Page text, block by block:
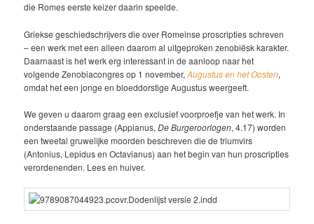
die Romes eerste keizer daarin speelde.
Griekse geschiedschrijvers die over Romeinse proscripties schreven
– een werk met een alleen daarom al uitgeproken zenobiësk karakter.
Daarnaast is het werk erg interessant in de aanloop naar het
volgende Zenobiacongres op 1 november,Augustus en het Oosten,
omdat het een jonge en bloeddorstige Augustus weergeeft.
We geven u daarom graag een exclusief voorproefje van het werk. In
onderstaande passage (Appianus,De Burgeroorlogen, 4.17) worden
een tweetal gruwelijke moorden beschreven die de triumvirs
(Antonius, Lepidus en Octavianus) aan het begin van hun proscripties
verordenenden. Lees en huiver.